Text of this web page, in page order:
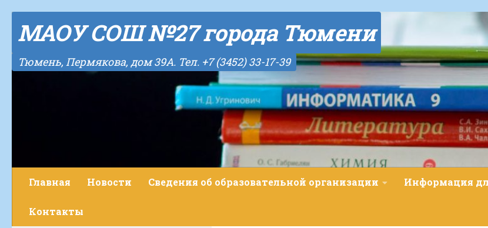
МАОУ СОШ №27 города Тюмени
Тюмень, Пермякова, дом 39А. Тел. +7 (3452) 33-17-39
Главная Новости Сведения об образовательной организации Информация
Контакты